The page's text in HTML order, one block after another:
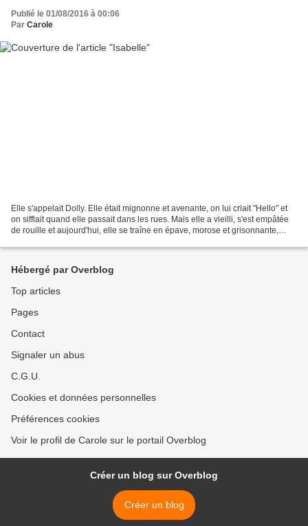
Publié le 01/08/2016 à 00:06
Par Carole
Elle s'appelait Dolly. Elle était mignonne et avenante, on lui criait "Hello" et
on sifflait quand elle passait dans les rues. Mais elle a vieilli, s'est empâtée
de rouille et aujourd'hui, elle se traîne en épave, morose et grisonnante,
Hébergé par Overblog
Top articles
Pages
Contact
Signaler un abus
C.G.U.
Cookies et données personnelles
Préférences cookies
Voir le profil de Carole sur le portail Overblog
Créer un blog sur Overblog
Créer un blog